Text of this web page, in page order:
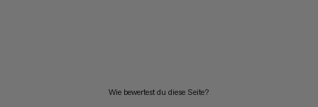
Wie bewertest du diese Seite?